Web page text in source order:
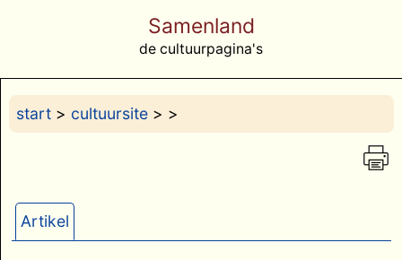
Samenland
de cultuurpagina's
start> cultuursite> >
Artikel